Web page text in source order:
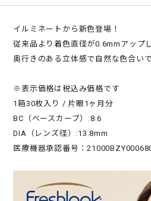
イルミネートから新色登場！
従来品より着色直径が0.6mmアップ
奥行きのある立体感で自然な色合い
※表示価格は税込み価格です
1箱30枚入り / 片眼1ヶ月分
BC（ベースカーブ）:8.6
DIA（レンズ径）:13.8mm
医療機器承認番号：